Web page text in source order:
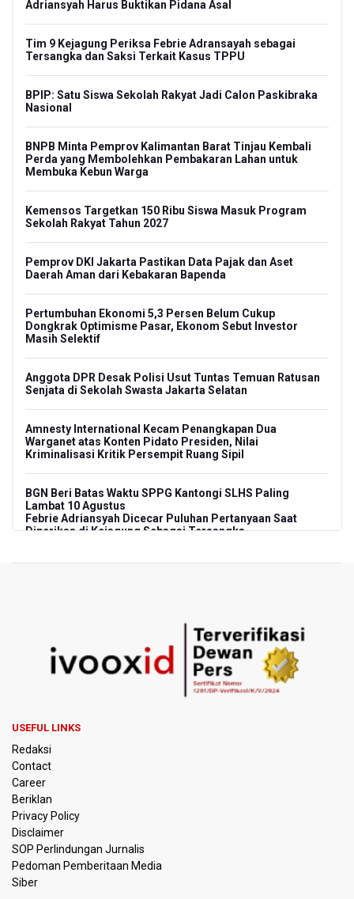
Adriansyah Harus Buktikan Pidana Asal
Tim 9 Kejagung Periksa Febrie Adransayah sebagai
Tersangka dan Saksi Terkait Kasus TPPU
BPIP: Satu Siswa Sekolah Rakyat Jadi Calon Paskibraka
Nasional
BNPB Minta Pemprov Kalimantan Barat Tinjau Kembali
Perda yang Membolehkan Pembakaran Lahan untuk
Membuka Kebun Warga
Kemensos Targetkan 150 Ribu Siswa Masuk Program
Sekolah Rakyat Tahun 2027
Pemprov DKI Jakarta Pastikan Data Pajak dan Aset
Daerah Aman dari Kebakaran Bapenda
Pertumbuhan Ekonomi 5,3 Persen Belum Cukup
Dongkrak Optimisme Pasar, Ekonom Sebut Investor
Masih Selektif
Anggota DPR Desak Polisi Usut Tuntas Temuan Ratusan
Senjata di Sekolah Swasta Jakarta Selatan
Amnesty International Kecam Penangkapan Dua
Warganet atas Konten Pidato Presiden, Nilai
Kriminalisasi Kritik Persempit Ruang Sipil
BGN Beri Batas Waktu SPPG Kantongi SLHS Paling
Lambat 10 Agustus
Febrie Adriansyah Dicecar Puluhan Pertanyaan Saat
Diperiksa di Kejagung Sebagai Tersangka
SEA V Cup 2026: Timnas Voli Putri Indonesia Menang
Lawan Vietnam 3-2
Kebakaran Landa Gedung Bapenda DKI Jakarta
PSSI Evaluasi TImnas Indonesia Setelah Gagal Tembus
Ditahan Imbang Singapura 1-1
Pemerintah Matangkan Rencana Pembaruan Buku Ajar
Nasional
Pendakian Gunung Gede Pangrango Ditutup karena
USEFUL LINKS
Redaksi
Contact
Career
Beriklan
Privacy Policy
Disclaimer
SOP Perlindungan Jurnalis
Pedoman Pemberitaan Media
Siber